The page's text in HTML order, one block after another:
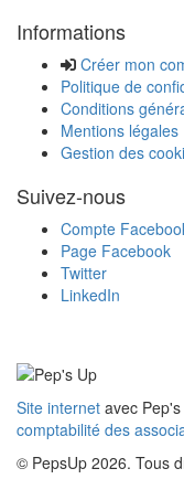
Informations
Créer mon
Politique de
Conditions
Mentions légales
Gestion des
Suivez-nous
Compte
Page Facebook
Twitter
LinkedIn
Site internet avec
comptabilité des
© PepsUp 2026. Tous